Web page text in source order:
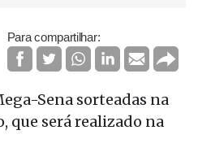
Para compartilhar:
Sena sorteadas na
que será realizado na